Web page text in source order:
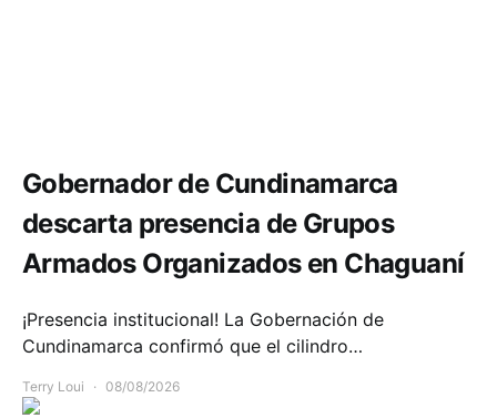
Gobernador de Cundinamarca
descarta presencia de Grupos
Armados Organizados en Chaguaní
¡Presencia institucional! La Gobernación de
Cundinamarca confirmó que el cilindro…
Terry Loui 08/08/2026